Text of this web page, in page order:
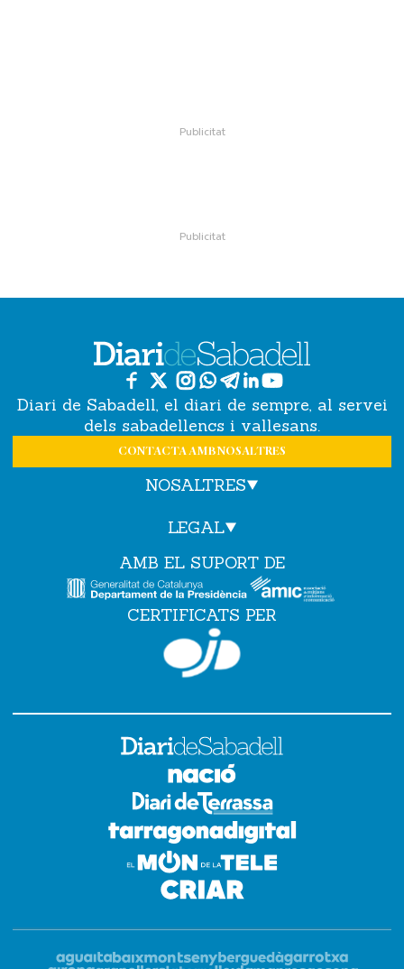
Diari de Sabadell, el diari de sempre, al servei
dels sabadellencs i vallesans.
CONTACTA AMB NOSALTRES
NOSALTRES
LEGAL
AMB EL SUPORT DE
CERTIFICATS PER